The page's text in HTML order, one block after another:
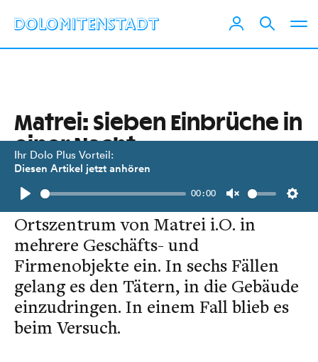
Ihr Dolo Plus Vorteil:
Diesen Artikel jetzt anhören
Play
00:00
Unmute
Matrei: Sieben Einbrüche in
einer Nacht
In der Nacht zum 7. Jänner 2014
brachen bisher unbekannte Täter im
Ortszentrum von Matrei i.O. in
mehrere Geschäfts- und
Firmenobjekte ein. In sechs Fällen
gelang es den Tätern, in die Gebäude
einzudringen. In einem Fall blieb es
beim Versuch.